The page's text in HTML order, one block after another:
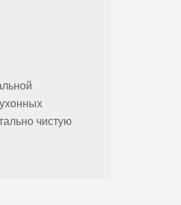
чистую